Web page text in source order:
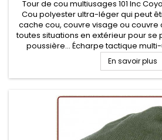
Tour de cou multiusages 101 Inc
Cou polyester ultra-léger qui peut
cache cou, couvre visage ou couvre
toutes situations en extérieur pour se
poussière... Écharpe tactique
adaptable en tissu doux, confortable
En savoir plus